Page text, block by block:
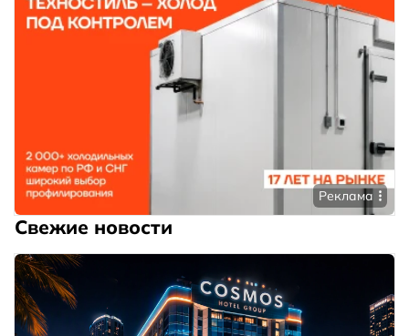
Реклама
Свежие новости